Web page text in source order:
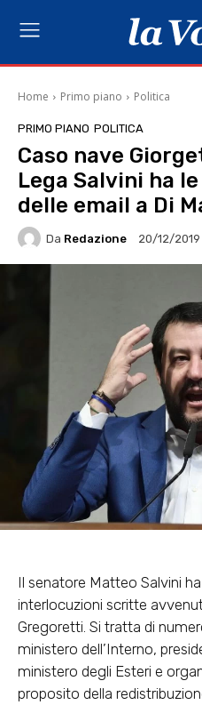
Home Primo piano Politica
PRIMO PIANO POLITICA
Caso nave
Lega Salvini ha
delle email a Di
Da Redazione 20/12/2019
Il senatore Matteo Salvini
interlocuzioni scritte
Gregoretti. Si tratta di
ministero dell’Interno,
ministero degli Esteri e
proposito della